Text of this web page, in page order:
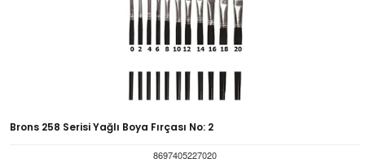
Brons 258 Serisi Yağlı Boya Fırçası No: 2
8697405227020